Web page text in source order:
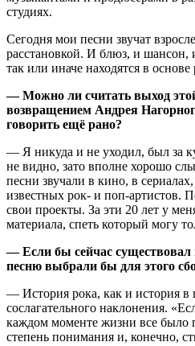
студиях.
Сегодня мои песни звучат
расстановкой. И блюз, и шансон,
так или иначе находятся в
— Можно ли считать выход
возвращением Андрея
говорить ещё рано?
— Я никуда и не уходил, был за
не видно, зато вполне хорошо
песни звучали в кино, в
известных рок- и поп-артистов.
свои проекты. За эти 20 лет у
материала, спеть который могу
— Если бы сейчас
песню выбрали бы для этого
— История рока, как и история в
сослагательного наклонения.
каждом моменте жизни все было
степень понимания и, конечно,